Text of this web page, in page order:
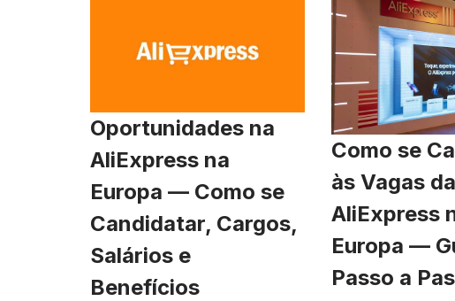
Oportunidades na
AliExpress na
Europa — Como se
Candidatar, Cargos,
Salários e
Benefícios
Como se
às Vagas da
AliExpress
Europa —
Passo a